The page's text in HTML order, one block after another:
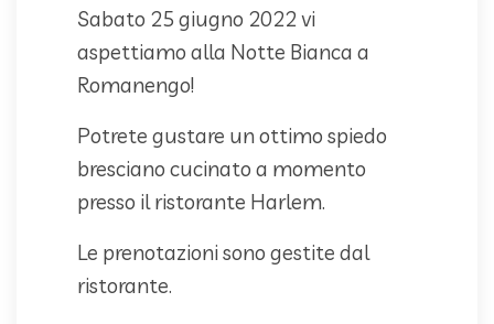
Sabato 25 giugno 2022 vi
aspettiamo alla Notte Bianca a
Romanengo!
Potrete gustare un ottimo spiedo
bresciano cucinato a momento
presso il ristorante Harlem.
Le prenotazioni sono gestite dal
ristorante.